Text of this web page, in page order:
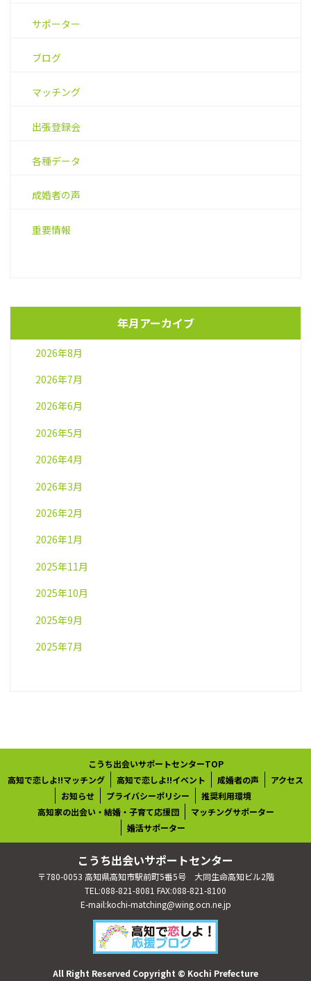
サポーター
ブログ
マッチング
出張登録会
各種データ
成婚者の声
重要情報
年月アーカイブ
2026年8月
2026年7月
2026年6月
2026年5月
2026年4月
2026年3月
2026年2月
2026年1月
2025年11月
2025年10月
2025年9月
2025年7月
こうち出会いサポートセンターTOP
高知で恋しよ!!マッチング
高知で恋しよ!!イベント 成婚者の声
アクセス
お知らせ
プライバシーポリシー
推奨利用環境
高知家の出会い・結婚・子育て応援団
マッチングサポーター
婚活サポーター
こうち出会いサポートセンター
〒780-0053 高知県高知市駅前町5番5号 大同生命高知ビル2階
TEL:088-821-8081 FAX:088-821-8100
E-mail:kochi-matching@wing.ocn.ne.jp
All Right Reserved Copyright © Kochi Prefecture